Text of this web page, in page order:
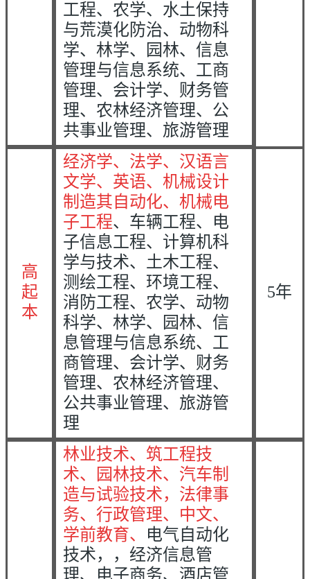
工程、农学、水土保持
与荒漠化防治、动物科
学、林学、园林、信息
管理与信息系统、工商
管理、会计学、财务管
理、农林经济管理、公
共事业管理、旅游管理
高
起
本
经济学、法学、汉语言
文学、英语、机械设计
制造其自动化、机械电
子工程、车辆工程、电
子信息工程、计算机科
学与技术、土木工程、
测绘工程、环境工程、
消防工程、农学、动物
科学、林学、园林、信
息管理与信息系统、工
商管理、会计学、财务
管理、农林经济管理、
公共事业管理、旅游管
理
5年
林业技术、筑工程技
术、园林技术、 汽车制
造与试验技术，法律事
务、行政管理、中文、
学前教育、
电气自动化
技术，， 经济信息管
理、电子商务、酒店管